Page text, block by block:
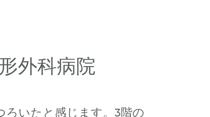
外科病院
いたと感じます。3階の